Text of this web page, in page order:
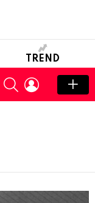
TREND
SWITCH
SKIN
SEARCHLOGIN